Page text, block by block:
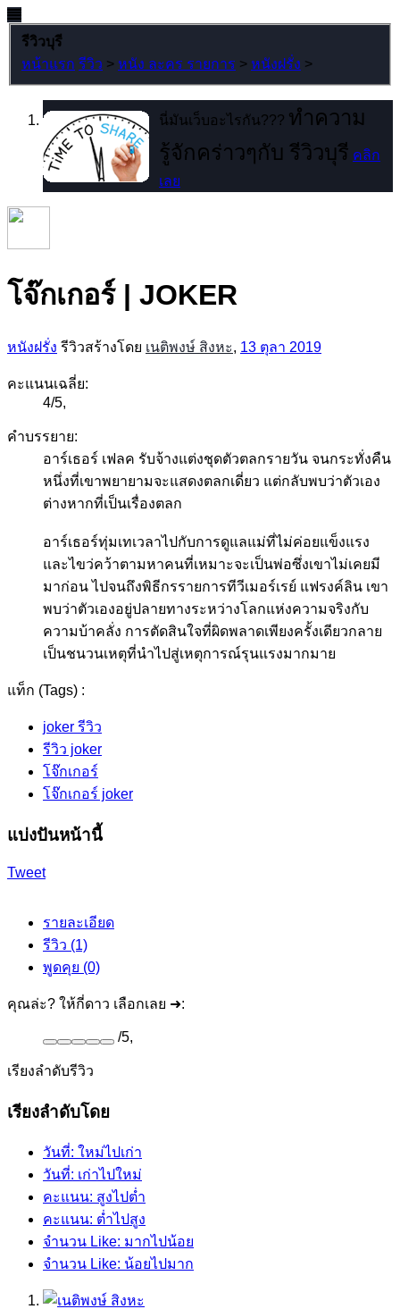
รีวิวบุรี
หน้าแรก รีวิว > หนัง ละคร รายการ > หนังฝรั่ง >
นี่มันเว็บอะไรกัน??? ทำความ
รู้จักคร่าวๆกับ รีวิวบุรี คลิก
เลย
โจ๊กเกอร์ | JOKER
หนังฝรั่ง รีวิวสร้างโดย เนติพงษ์ สิงหะ, 13 ตุลา 2019
คะแนนเฉลี่ย:
4/5,
คำบรรยาย:
อาร์เธอร์ เฟลค รับจ้างแต่งชุดตัวตลกรายวัน จนกระทั่งคืน
หนึ่งที่เขาพยายามจะแสดงตลกเดี่ยว แต่กลับพบว่าตัวเอง
ต่างหากที่เป็นเรื่องตลก
อาร์เธอร์ทุ่มเทเวลาไปกับการดูแลแม่ที่ไม่ค่อยแข็งแรง
และไขว่คว้าตามหาคนที่เหมาะจะเป็นพ่อซึ่งเขาไม่เคยมี
มาก่อน ไปจนถึงพิธีกรรายการทีวีเมอร์เรย์ แฟรงค์ลิน เขา
พบว่าตัวเองอยู่ปลายทางระหว่างโลกแห่งความจริงกับ
ความบ้าคลั่ง การตัดสินใจที่ผิดพลาดเพียงครั้งเดียวกลาย
เป็นชนวนเหตุที่นำไปสู่เหตุการณ์รุนแรงมากมาย
แท็ก (Tags) :
joker รีวิว
รีวิว joker
โจ๊กเกอร์
โจ๊กเกอร์ joker
แบ่งปันหน้านี้
Tweet
รายละเอียด
รีวิว (1)
พูดคุย (0)
คุณล่ะ? ให้กี่ดาว เลือกเลย ➜:
/5,
เรียงลำดับรีวิว
เรียงลำดับโดย
วันที่: ใหม่ไปเก่า
วันที่: เก่าไปใหม่
คะแนน: สูงไปต่ำ
คะแนน: ต่ำไปสูง
จำนวน Like: มากไปน้อย
จำนวน Like: น้อยไปมาก